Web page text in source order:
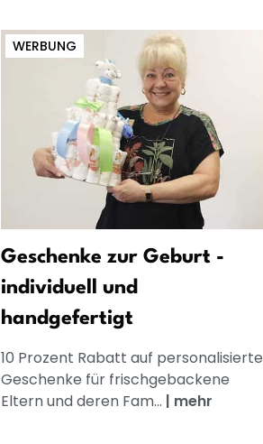
WERBUNG
Geschenke zur Geburt -
individuell und
handgefertigt
10 Prozent Rabatt auf personalisierte
Geschenke für frischgebackene
Eltern und deren Fam... | mehr